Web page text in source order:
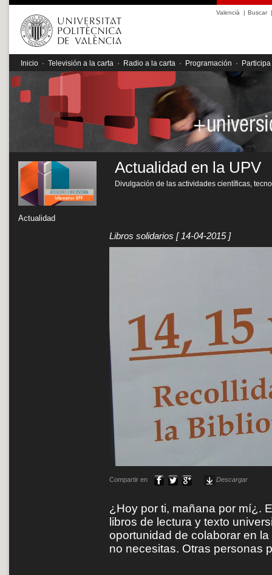
Valencià | Buscar|
Inicio · Televisión a la carta · Radio a la carta · Programación · Participa
Actualidad
Actualidad en la UPV
Divulgación de las actividades científicas,
Libros solidarios [ 14-04-2015 ]
Compartir en Descargar
¿Hoy por ti, mañana por mí¿.
libros de lectura y texto
oportunidad de colaborar en
no necesitas. Otras personas